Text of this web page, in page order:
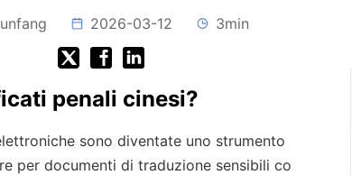
2026-03-12 3min
penali cinesi?
sono diventate uno strumento
per documenti di traduzione sensibili co